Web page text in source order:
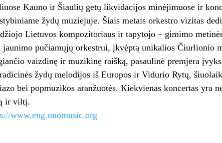
Kauno ir Šiaulių getų likvidacijos minėjimuose ir
žydų muziejuje. Šiais metais orkestro vizitas
Lietuvos kompozitoriaus ir tapytojo – gimimo
pučiamųjų orkestrui, įkvėptą unikalios Čiurlionio
vaizdinę ir muzikinę raišką, pasaulinė premjera
žydų melodijos iš Europos ir Vidurio Rytų,
bei popmuzikos aranžuotės. Kiekvienas koncertas yra
ir viltį.
www.eng.onomusic.org